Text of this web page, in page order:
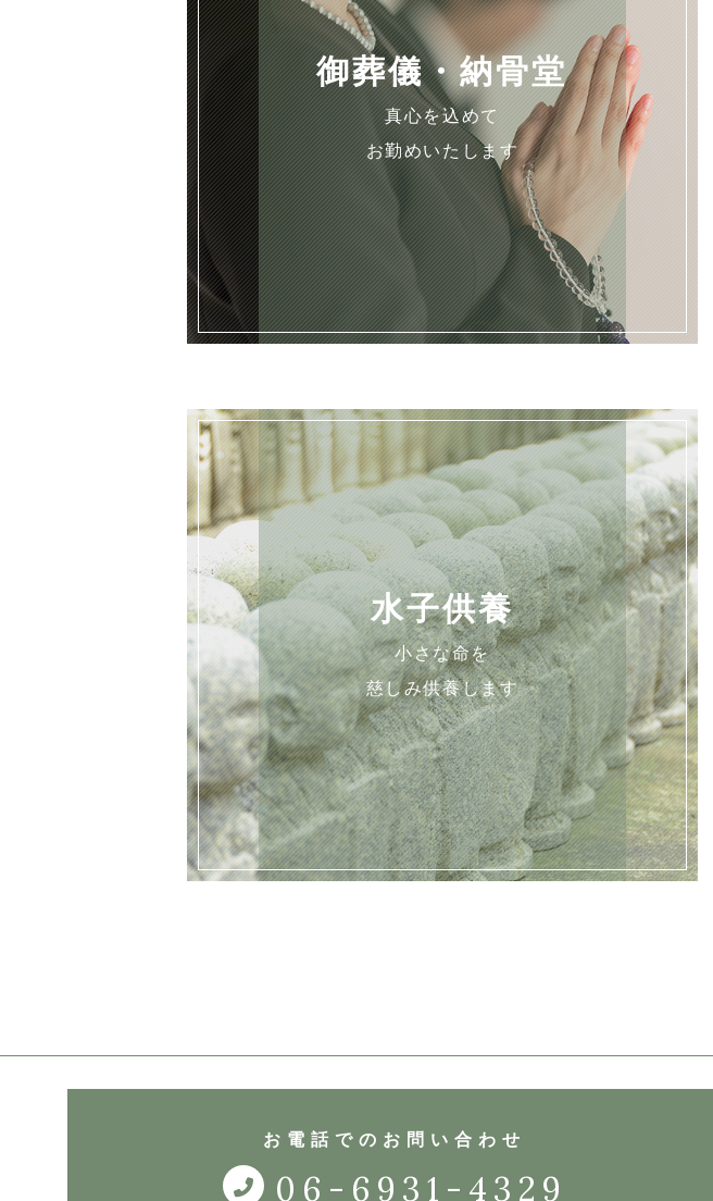
よくある質問
お問い合わせ
御葬儀・納骨堂
真心を込めて
お勤めいたします
水子供養
小さな命を
慈しみ供養します
お電話でのお問い合わせ
06-6931-4329